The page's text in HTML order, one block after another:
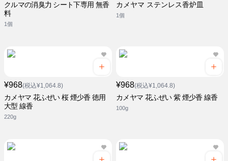
クルマの消臭力 シート下専用 無香
料
1個
カメヤマ ステンレス香炉皿
1個
¥968(税込¥1,064.8)
カメヤマ 花ふぜい 桜 煙少香 徳用
大型 線香
220g
¥968(税込¥1,064.8)
カメヤマ 花ふぜい 紫 煙少香 線香
100g